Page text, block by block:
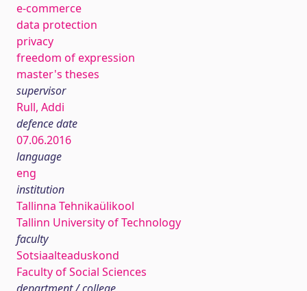
e-commerce
data protection
privacy
freedom of expression
master's theses
supervisor
Rull, Addi
defence date
07.06.2016
language
eng
institution
Tallinna Tehnikaülikool
Tallinn University of Technology
faculty
Sotsiaalteaduskond
Faculty of Social Sciences